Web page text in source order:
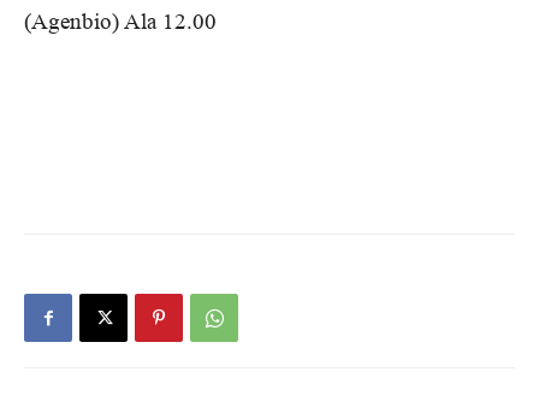
(Agenbio) Ala 12.00